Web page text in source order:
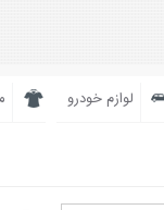
لوازم خودرو